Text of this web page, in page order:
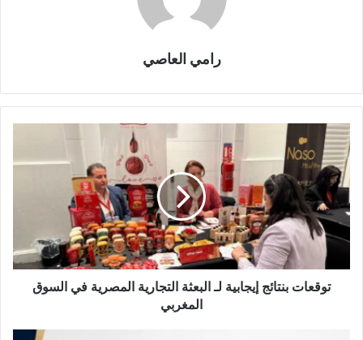
رامي العاصي
توقعات بنتائج إيجابية لـ البعثة التجارية المصرية في السوق
المغربي